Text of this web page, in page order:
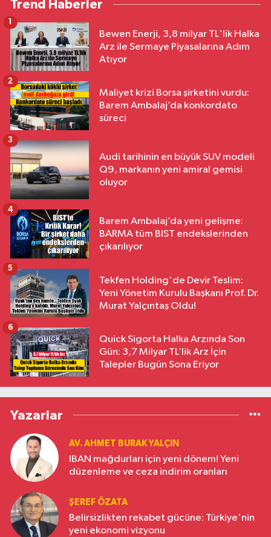
Trend Haberler
Bewen Enerji, 3,8 milyar TL'lik Halka
Arz ile Sermaye Piyasalarına Adım
Atıyor
1
Maliyet krizi Borsa şirketini vurdu:
Barem Ambalaj’da konkordato
süreci
2
Audi tarihinin en büyük SUV modeli
Q9, markanın yeni amiral gemisi
oluyor
3
Barem Ambalaj’da yeni gelişme:
BARMA tüm BIST endekslerinden
çıkarılıyor
4
Tekfen Holding'de Devir Teslim:
Yeni Yönetim Kurulu Başkanı Prof. Dr.
Murat Yalçıntaş Oldu!
5
Quick Sigorta Halka Arzında Son
Gün: 3,7 Milyar TL’lik Arz İçin
Talepler Bugün Sona Eriyor
6
Yazarlar
AV. AHMET BURAK YALÇIN
IBAN mağdurları için yeni dönem! Yeni
düzenleme ve ceza indirim oranları
ŞEREF ÖZATA
Belirsizlikten rekabet gücüne: Türkiye'nin
yeni ekonomi vizyonu